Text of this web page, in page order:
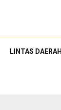
LINTAS DAERAH